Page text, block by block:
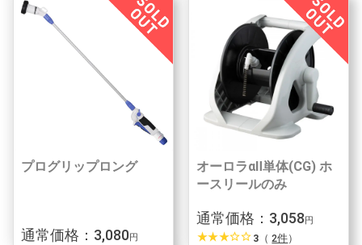
プログリップロング
通常価格：3,080円
オーロラαⅡ単体(CG) ホ
ースリールのみ
通常価格：3,058 円
star_ratestar_ratestar_ratestar_borderstar_border 3 （2件）